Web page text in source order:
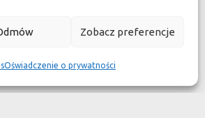
Zobacz preferencje
Oświadczenie o prywatności